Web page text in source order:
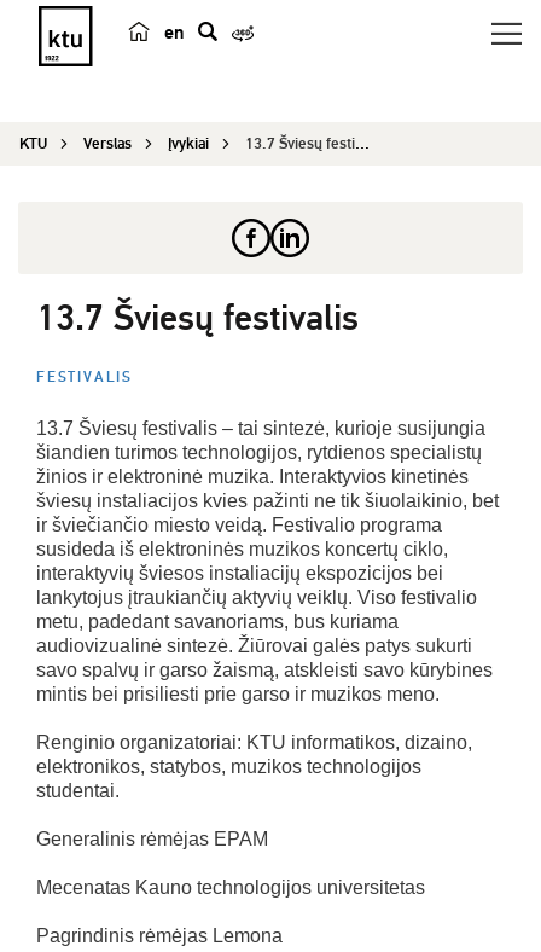
en
e
KTU Verslas Įvykiai 13.7 Šviesų festivalis
13.7 Šviesų festivalis
FESTIVALIS
13.7 Šviesų festivalis – tai sintezė, kurioje susijungia
šiandien turimos technologijos, rytdienos specialistų
žinios ir elektroninė muzika. Interaktyvios kinetinės
šviesų instaliacijos kvies pažinti ne tik šiuolaikinio, bet
ir šviečiančio miesto veidą. Festivalio programa
susideda iš elektroninės muzikos koncertų ciklo,
interaktyvių šviesos instaliacijų ekspozicijos bei
lankytojus įtraukiančių aktyvių veiklų. Viso festivalio
metu, padedant savanoriams, bus kuriama
audiovizualinė sintezė. Žiūrovai galės patys sukurti
savo spalvų ir garso žaismą, atskleisti savo kūrybines
mintis bei prisiliesti prie garso ir muzikos meno.
Renginio organizatoriai: KTU informatikos, dizaino,
elektronikos, statybos, muzikos technologijos
studentai.
Generalinis rėmėjas EPAM
Mecenatas Kauno technologijos universitetas
Pagrindinis rėmėjas Lemona